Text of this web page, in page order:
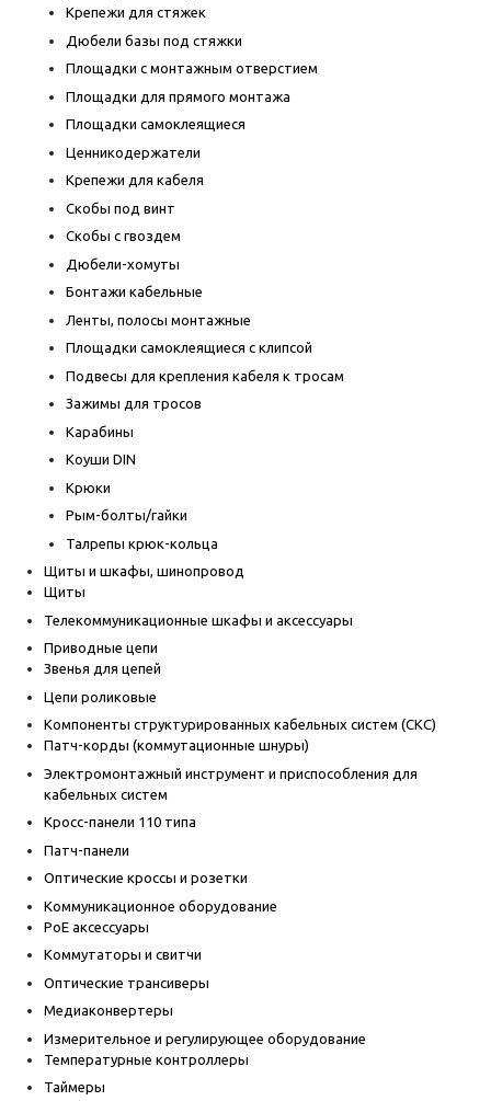
Крепежи для стяжек
Дюбели базы под стяжки
Площадки с монтажным отверстием
Площадки для прямого монтажа
Площадки самоклеящиеся
Ценникодержатели
Крепежи для кабеля
Скобы под винт
Скобы с гвоздем
Дюбели-хомуты
Бонтажи кабельные
Ленты, полосы монтажные
Площадки самоклеящиеся с клипсой
Подвесы для крепления кабеля к тросам
Зажимы для тросов
Карабины
Коуши DIN
Крюки
Рым-болты/гайки
Талрепы крюк-кольца
Щиты и шкафы, шинопровод
Щиты
Телекоммуникационные шкафы и аксессуары
Приводные цепи
Звенья для цепей
Цепи роликовые
Компоненты структурированных кабельных систем (СКС)
Патч-корды (коммутационные шнуры)
Электромонтажный инструмент и приспособления для
кабельных систем
Кросс-панели 110 типа
Патч-панели
Оптические кроссы и розетки
Коммуникационное оборудование
PoE аксессуары
Коммутаторы и свитчи
Оптические трансиверы
Медиаконвертеры
Измерительное и регулирующее оборудование
Температурные контроллеры
Таймеры